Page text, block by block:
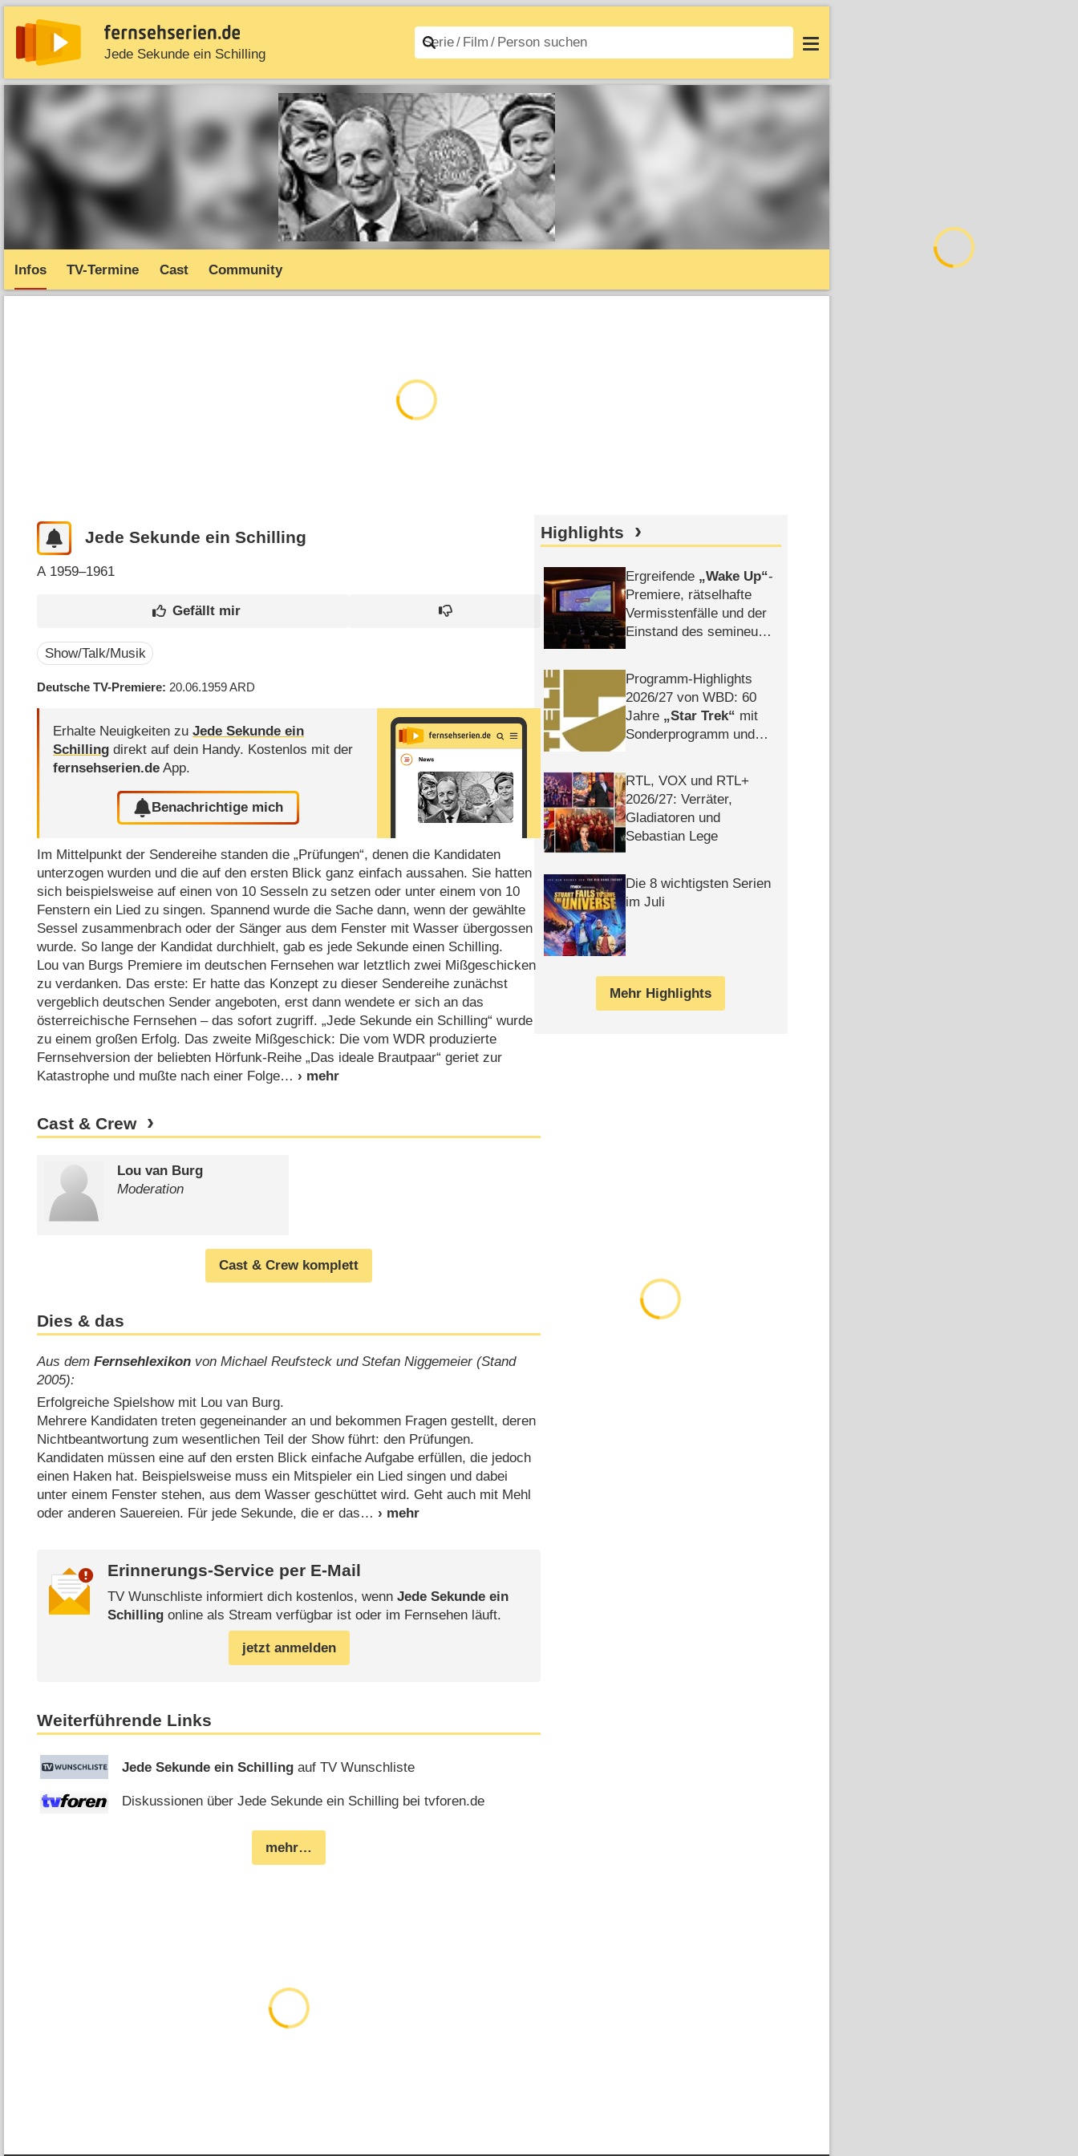
Jede Sekunde ein Schilling
News Entdecken Streaming TV-Starts Filme A–Z Login
Infos TV-Termine Cast Community
Jede Sekunde ein Schilling
A 1959–1961
Show/Talk/Musik
Deutsche TV-Premiere 20.06.1959ARD
Erhalte Neuigkeiten zuJede Sekunde ein
Schilling direkt auf dein Handy. Kostenlos mit der
fernsehserien.de App.
Benachrichtige mich
Im Mittelpunkt der Sendereihe standen die „Prüfungen“, denen die Kandidaten
unterzogen wurden und die auf den ersten Blick ganz einfach aussahen. Sie hatten
sich beispielsweise auf einen von 10 Sesseln zu setzen oder unter einem von 10
Fenstern ein Lied zu singen. Spannend wurde die Sache dann, wenn der gewählte
Sessel zusammenbrach oder der Sänger aus dem Fenster mit Wasser übergossen
wurde. So lange der Kandidat durchhielt, gab es jede Sekunde einen Schilling.
Lou van Burgs Premiere im deutschen Fernsehen war letztlich zwei Mißgeschicken
zu verdanken. Das erste: Er hatte das Konzept zu dieser Sendereihe zunächst
vergeblich deutschen Sender angeboten, erst dann wendete er sich an das
österreichische Fernsehen – das sofort zugriff. „Jede Sekunde ein Schilling“ wurde
zu einem großen Erfolg. Das zweite Mißgeschick: Die vom WDR produzierte
Fernsehversion der beliebten Hörfunk-Reihe „Das ideale Brautpaar“ geriet zur
Katastrophe und mußte nach einer Folge
Cast & Crew
Lou van Burg
Moderation
Cast & Crew komplett
Dies & das
Aus demFernsehlexikon von Michael Reufsteck und Stefan Niggemeier (Stand
2005):
Erfolgreiche Spielshow mit Lou van Burg.
Mehrere Kandidaten treten gegeneinander an und bekommen Fragen gestellt, deren
Nichtbeantwortung zum wesentlichen Teil der Show führt: den Prüfungen.
Kandidaten müssen eine auf den ersten Blick einfache Aufgabe erfüllen, die jedoch
einen Haken hat. Beispielsweise muss ein Mitspieler ein Lied singen und dabei
unter einem Fenster stehen, aus dem Wasser geschüttet wird. Geht auch mit Mehl
oder anderen Sauereien. Für jede Sekunde, die er das
Erinnerungs-Service per E-Mail
TV Wunschliste informiert dich kostenlos, wenn Jede Sekunde ein
Schillingonline als Stream verfügbar ist oder im Fernsehen läuft.
jetzt anmelden
Weiterführende Links
Jede Sekunde ein Schilling auf TV Wunschliste
Diskussionen über Jede Sekunde ein Schilling bei tvforen.de
mehr…
Highlights
Ergreifende Wake Up -
Premiere, rätselhafte
Vermisstenfälle und der
Einstand des semineuen
Programm-Highlights
2026/​27 von WBD: 60
Jahre
Star Trek
mit
Sonderprogramm und
RTL, VOX und RTL+
2026/​27: Verräter,
Gladiatoren und
Sebastian Lege
Die 8 wichtigsten Serien
im Juli
Mehr Highlights